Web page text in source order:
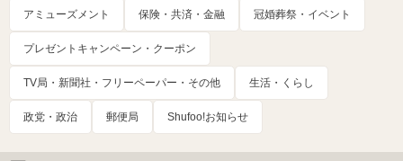
アミューズメント 保険・共済・金融 冠婚葬祭・イベント
プレゼントキャンペーン・クーポン
TV局・新聞社・フリーペーパー・その他 生活・くらし
政党・政治 郵便局 Shufoo!お知らせ